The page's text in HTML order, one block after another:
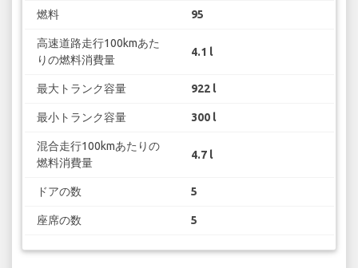
燃料 95
高速道路走行100kmあた
りの燃料消費量
4.1 l
最大トランク容量 922 l
最小トランク容量 300 l
混合走行100kmあたりの
燃料消費量
4.7 l
ドアの数 5
座席の数 5